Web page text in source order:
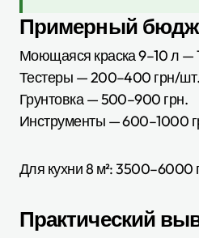
Примерный
Моющаяся краска 9–10 л —
Тестеры — 200–400 грн/шт.
Грунтовка — 500–900 грн.
Инструменты — 600–1000
Для кухни 8 м²: 3500–6000
Практический